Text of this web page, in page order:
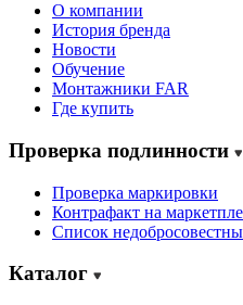
О компании
История бренда
Новости
Обучение
Монтажники FAR
Где купить
Проверка подлинности
Проверка маркировки
Контрафакт на
Cписок
Каталог